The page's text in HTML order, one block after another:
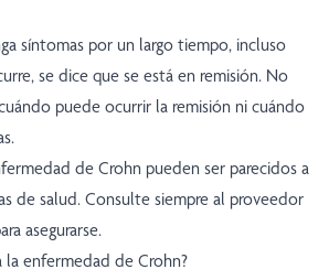
síntomas por un largo tiempo, incluso
se dice que se está en remisión. No
puede ocurrir la remisión ni cuándo
de Crohn pueden ser parecidos a
de salud. Consulte siempre al proveedor
asegurarse.
la enfermedad de Crohn?